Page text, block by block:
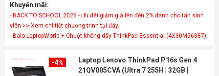
Khuyến mãi:
- BACK TO SCHOOL 2026 - Ưu đãi giảm giá lên đến 2% dành cho tân sinh
viên >> Xem chi tiết chương trình tại đây.
- Balo LaptopWorld + Chuột không dây ThinkPad Essential (4X30M56887)
-4%
Laptop Lenovo ThinkPad P16s Gen 4
21QV005CVA (Ultra 7 255H | 32GB |